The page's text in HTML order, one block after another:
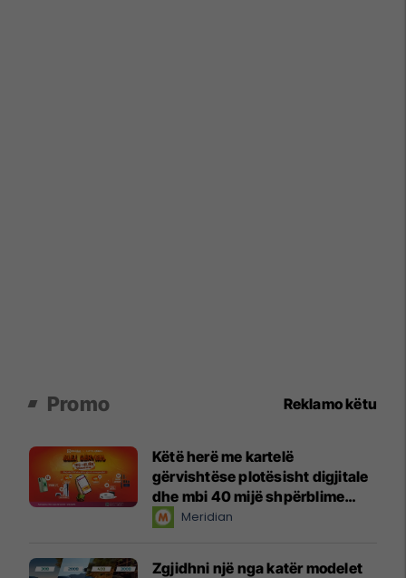
Promo Reklamo këtu
Këtë herë me kartelë
gërvishtëse plotësisht digjitale
dhe mbi 40 mijë shpërblime
instant!Meridian
Zgjidhni një nga katër modelet